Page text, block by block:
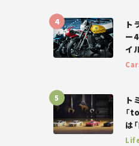
ト
ー
イ
味
ト
「
は